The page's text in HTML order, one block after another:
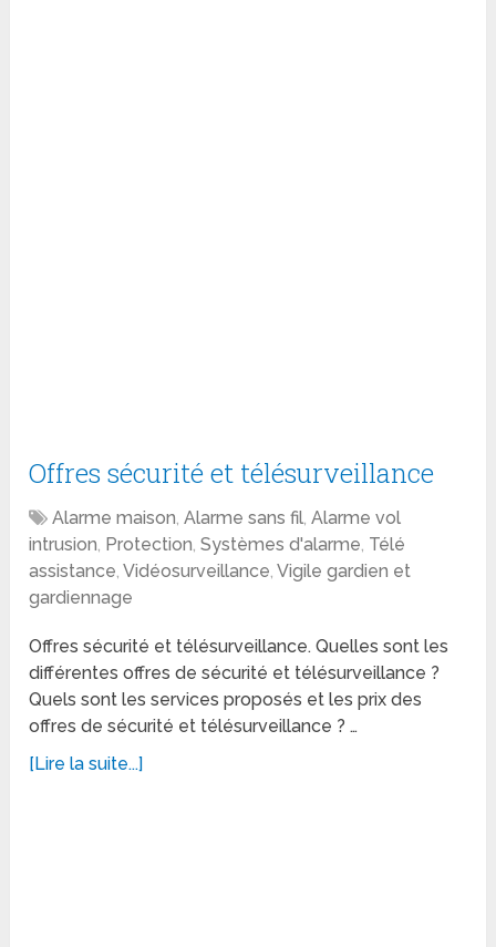
Offres sécurité et télésurveillance
Alarme maison,Alarme sans fil,Alarme vol
intrusion, Protection,Systèmes d'alarme, Télé
assistance,Vidéosurveillance,Vigile gardien et
gardiennage
Offres sécurité et télésurveillance. Quelles sont les
différentes offres de sécurité et télésurveillance ?
Quels sont les services proposés et les prix des
offres de sécurité et télésurveillance ? …
[Lire la suite...]